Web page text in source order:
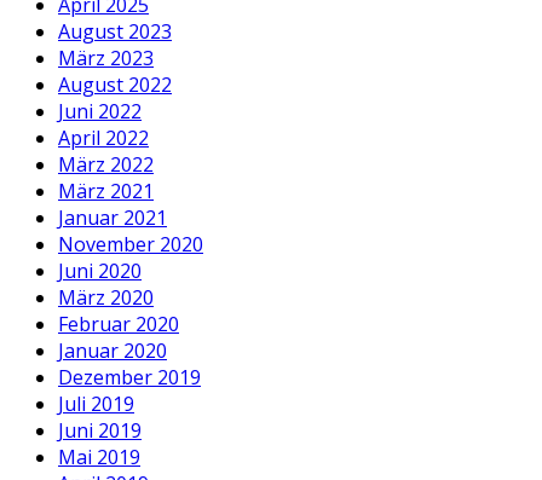
August 2023
März 2023
August 2022
Juni 2022
April 2022
März 2022
März 2021
Januar 2021
November 2020
Juni 2020
März 2020
Februar 2020
Januar 2020
Dezember 2019
Juli 2019
Juni 2019
Mai 2019